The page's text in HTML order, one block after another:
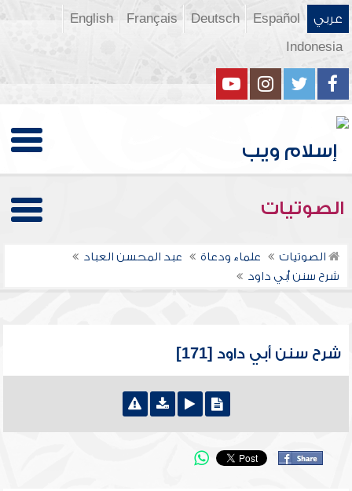
عربي Español
Deutsch
Français
English
Indonesia
الصوتيات
الصوتيات علماء ودعاة
عبد المحسن العباد
شرح سنن أبي داود
شرح سنن أبي داود [171]